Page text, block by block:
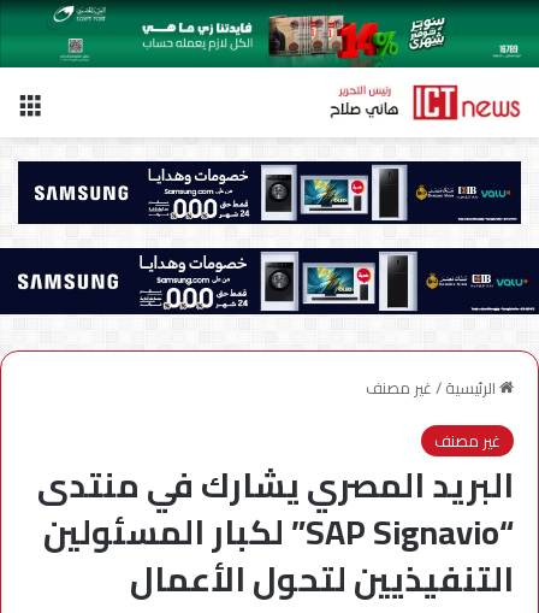
الرئيسية/غير مصنف
غير مصنف
البريد المصري يشارك في منتدى
“SAP Signavio” لكبار المسئولين
التنفيذيين لتحول الأعمال